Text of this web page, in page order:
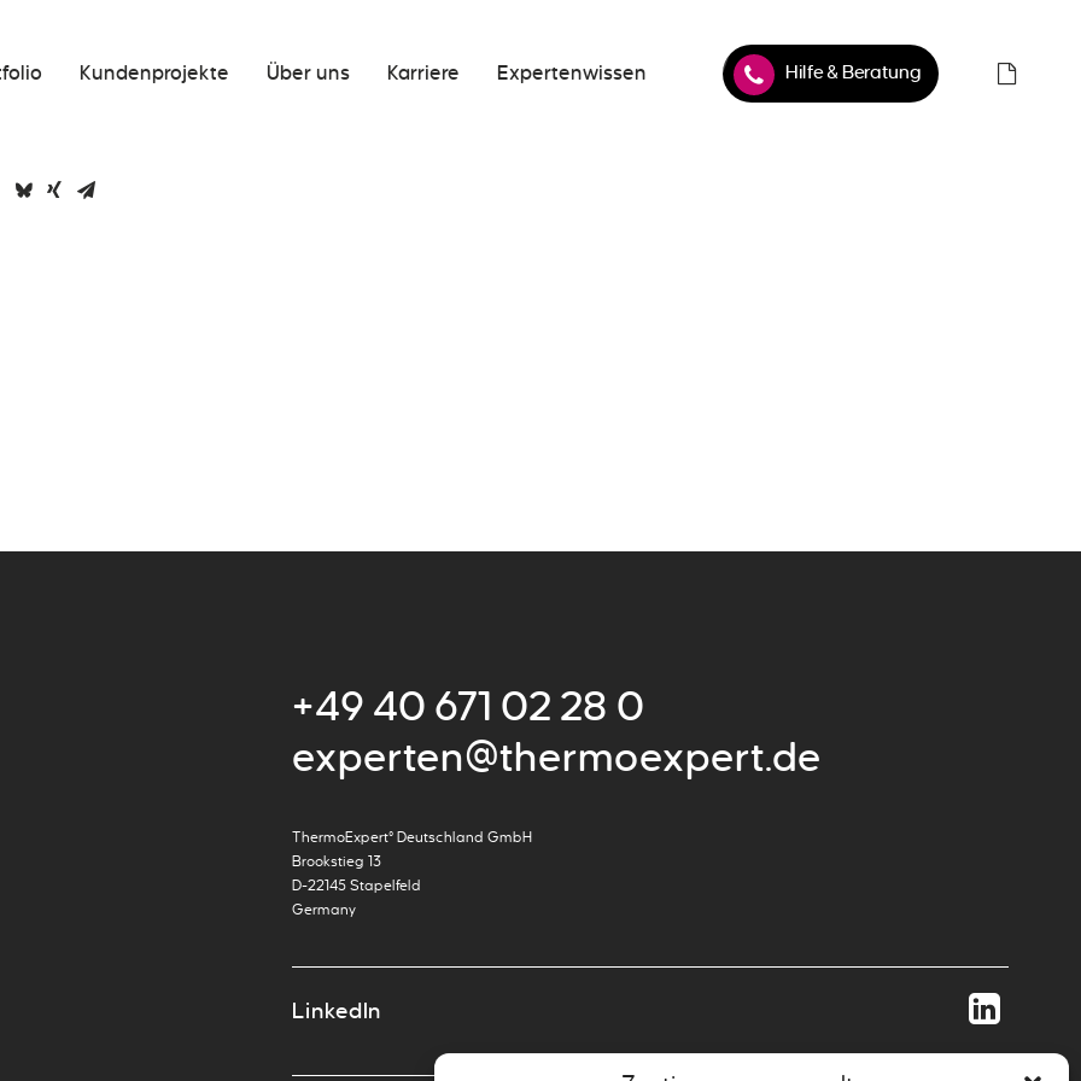
Kundenprojekte Über uns Karriere Expertenwissen Hilfe & Beratung
+49 40 671 02 28 0
experten@thermoexpert.de
ThermoExpert° Deutschland GmbH
Brookstieg 13
D-22145 Stapelfeld
Germany
LinkedIn